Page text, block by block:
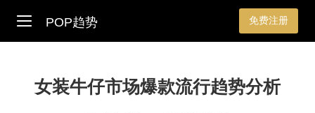
POP趋势 免费注册
女装牛仔市场爆款流行趋势分析